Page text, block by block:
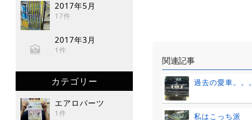
2017年5月
17件
2017年3月
1件
カテゴリー
エアロパーツ
1件
関連記事
過去の愛車。。。
私はこっち派